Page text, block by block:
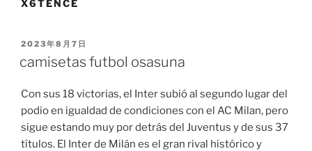
X6TENCE
PUBLICADO
2023年8月7日
camisetas futbol osasuna
Con sus 18 victorias, el Inter subió al segundo lugar del
podio en igualdad de condiciones con el AC Milan, pero
sigue estando muy por detrás del Juventus y de sus 37
títulos. El Inter de Milán es el gran rival histórico y